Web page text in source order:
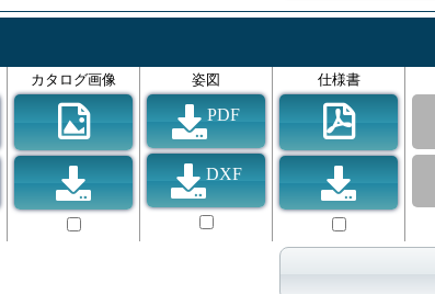
カタログ画像 姿図
PDF
DXF
仕様書